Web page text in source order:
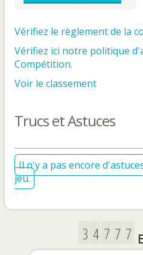
Vérifiez le règlement de la
Vérifiez ici notre politique
Compétition.
Voir le classement
Trucs et Astuces
Il n'y a pas encore
jeu.